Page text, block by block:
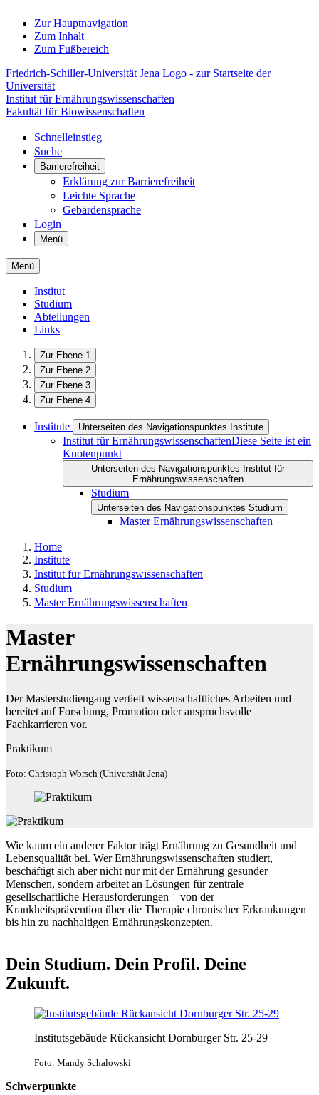
Zur Hauptnavigation
Zum Inhalt
Zum Fußbereich
Friedrich-Schiller-Universität Jena Logo - zur Startseite der
Universität
Institut für Ernährungswissenschaften
Fakultät für Biowissenschaften
Schnelleinstieg
Suche
Barrierefreiheit
Erklärung zur Barrierefreiheit
Leichte Sprache
Gebärdensprache
Login
Menü
Menü
Institut
Studium
Abteilungen
Links
Zur Ebene 1
Zur Ebene 2
Zur Ebene 3
Zur Ebene 4
Institute Unterseiten des Navigationspunktes Institute
Institut für ErnährungswissenschaftenDiese Seite ist ein
Knotenpunkt
Unterseiten des Navigationspunktes Institut für
Ernährungswissenschaften
Studium
Unterseiten des Navigationspunktes Studium
Master Ernährungswissenschaften
Home
Institute
Institut für Ernährungswissenschaften
Studium
Master Ernährungswissenschaften
Master
Ernährungswissenschaften
Der Masterstudiengang vertieft wissenschaftliches Arbeiten und
bereitet auf Forschung, Promotion oder anspruchsvolle
Fachkarrieren vor.
Praktikum
Foto: Christoph Worsch (Universität Jena)
Wie kaum ein anderer Faktor trägt Ernährung zu Gesundheit und
Lebensqualität bei. Wer Ernährungswissenschaften studiert,
beschäftigt sich aber nicht nur mit der Ernährung gesunder
Menschen, sondern arbeitet an Lösungen für zentrale
gesellschaftliche Herausforderungen – von der
Krankheitsprävention über die Therapie chronischer Erkrankungen
bis hin zu nachhaltigen Ernährungskonzepten.
Dein Studium. Dein Profil. Deine
Zukunft.
Institutsgebäude Rückansicht Dornburger Str. 25-29
Foto: Mandy Schalowski
Schwerpunkte